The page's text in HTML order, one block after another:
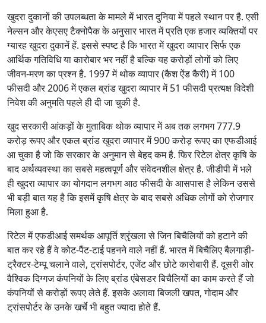
खुदरा दुकानों की उपलब्धता के मामले में भारत दुनिया में पहले स्थान पर है. एसी
नेल्सन और केएसए टैक्नोपैक के अनुसार भारत में प्रति एक हजार व्यक्तियों पर
ग्यारह खुदरा दुकानें हें. इससे स्पष्ट है कि भारत में खुदरा व्यापार सिर्फ एक
आर्थिक गतिविधि या कारोबार भर नहीं है बल्कि यह करोड़ों लोगों को लिए
जीवन-मरण का प्रश्न है. 1997 में थोक व्यापार (कैश ऐंड कैरी) में 100
फीसदी और 2006 में एकल ब्रांड खुदरा व्यापार में 51 फीसदी प्रत्यक्ष विदेशी
निवेश की अनुमति पहले ही दी जा चुकी है.
खुद सरकारी आंकड़ों के मुताबिक थोक व्यापार में अब तक लगभग 777.9
करोड़ रूपए और एकल ब्रांड खुदरा व्यापार में 900 करोड़ रूपए का एफडीआई
आ चुका है जो कि सरकार के अनुमान से बेहद कम है. फिर रिटेल क्षेत्र कृषि के
बाद अर्थव्यवस्था का सबसे महत्वपूर्ण और संवेदनशील क्षेत्र है. जीडीपी में भले
ही खुदरा व्यापार का योगदान लगभग आठ फीसदी के आसपास है लेकिन उससे
भी बड़ी बात यह है कि इसमें कृषि क्षेत्र के बाद सबसे अधिक लोगों को रोजगार
मिला हुआ है.
रिटेल में एफडीआई समर्थक आपूर्ति श्रृंखला से जिन बिचैलियों को हटाने की
बात कर रहे हैं वे कोट-पैंट-टाई पहनने वाले नहीं हैं. भारत में बिचैलिए बैलगाड़ी-
ट्रैक्टर-टेम्पू चलाने वाले, ट्रांसपोर्टर, एजेंट और छोटे कारोबारी हैं. दूसरी ओर
वैश्विक दिग्गज कंपनियों के लिए ब्रांड एंबेसडर बिचैलियों का काम करते हैं जो
कंपनियों से करोड़ों रूपए लेते हैं. इसके अलावा बिजली खपत, गोदाम और
ट्रांसपोर्टर के उनके खर्चे भी बहुत ज्यादा होते हैं.